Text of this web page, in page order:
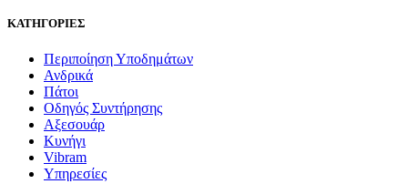
ΚΑΤΗΓΟΡΙΕΣ
Περιποίηση Υποδημάτων
Ανδρικά
Πάτοι
Οδηγός Συντήρησης
Αξεσουάρ
Κυνήγι
Vibram
Υπηρεσίες